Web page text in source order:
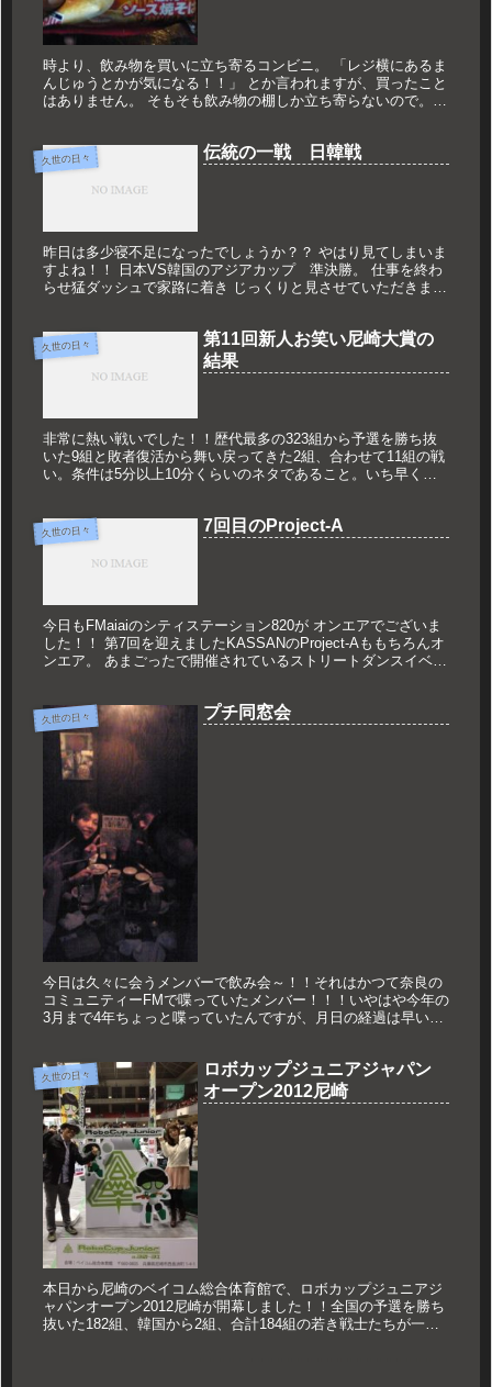
時より、飲み物を買いに立ち寄るコンビニ。 「レジ横にあるま
んじゅうとかが気になる！！」 とか言われますが、買ったこと
はありません。 そもそも飲み物の棚しか立ち寄らないので。
久世の日々 伝統の一戦 日韓戦
昨日は多少寝不足になったでしょうか？？ やはり見てしまいま
すよね！！ 日本VS韓国のアジアカップ 準決勝。 仕事を終わ
らせ猛ダッシュで家路に着き じっくりと見させていただきまし
久世の日々
第11回新人お笑い尼崎大賞の
結果
非常に熱い戦いでした！！歴代最多の323組から予選を勝ち抜
いた9組と敗者復活から舞い戻ってきた2組、合わせて11組の戦
い。条件は5分以上10分くらいのネタであること。いち早く掴
久世の日々 7回目のProject-A
今日もFMaiaiのシティステーション820が オンエアでございま
した！！ 第7回を迎えましたKASSANのProject-Aももちろんオ
ンエア。 あまごったで開催されているストリートダンスイベン
久世の日々 プチ同窓会
今日は久々に会うメンバーで飲み会～！！それはかつて奈良の
コミュニティーFMで喋っていたメンバー！！！いやはや今年の
3月まで4年ちょっと喋っていたんですが、月日の経過は早いも
久世の日々
ロボカップジュニアジャパン
オープン2012尼崎
本日から尼崎のベイコム総合体育館で、ロボカップジュニアジ
ャパンオープン2012尼崎が開幕しました！！全国の予選を勝ち
抜いた182組、韓国から2組、合計184組の若き戦士たちが一同